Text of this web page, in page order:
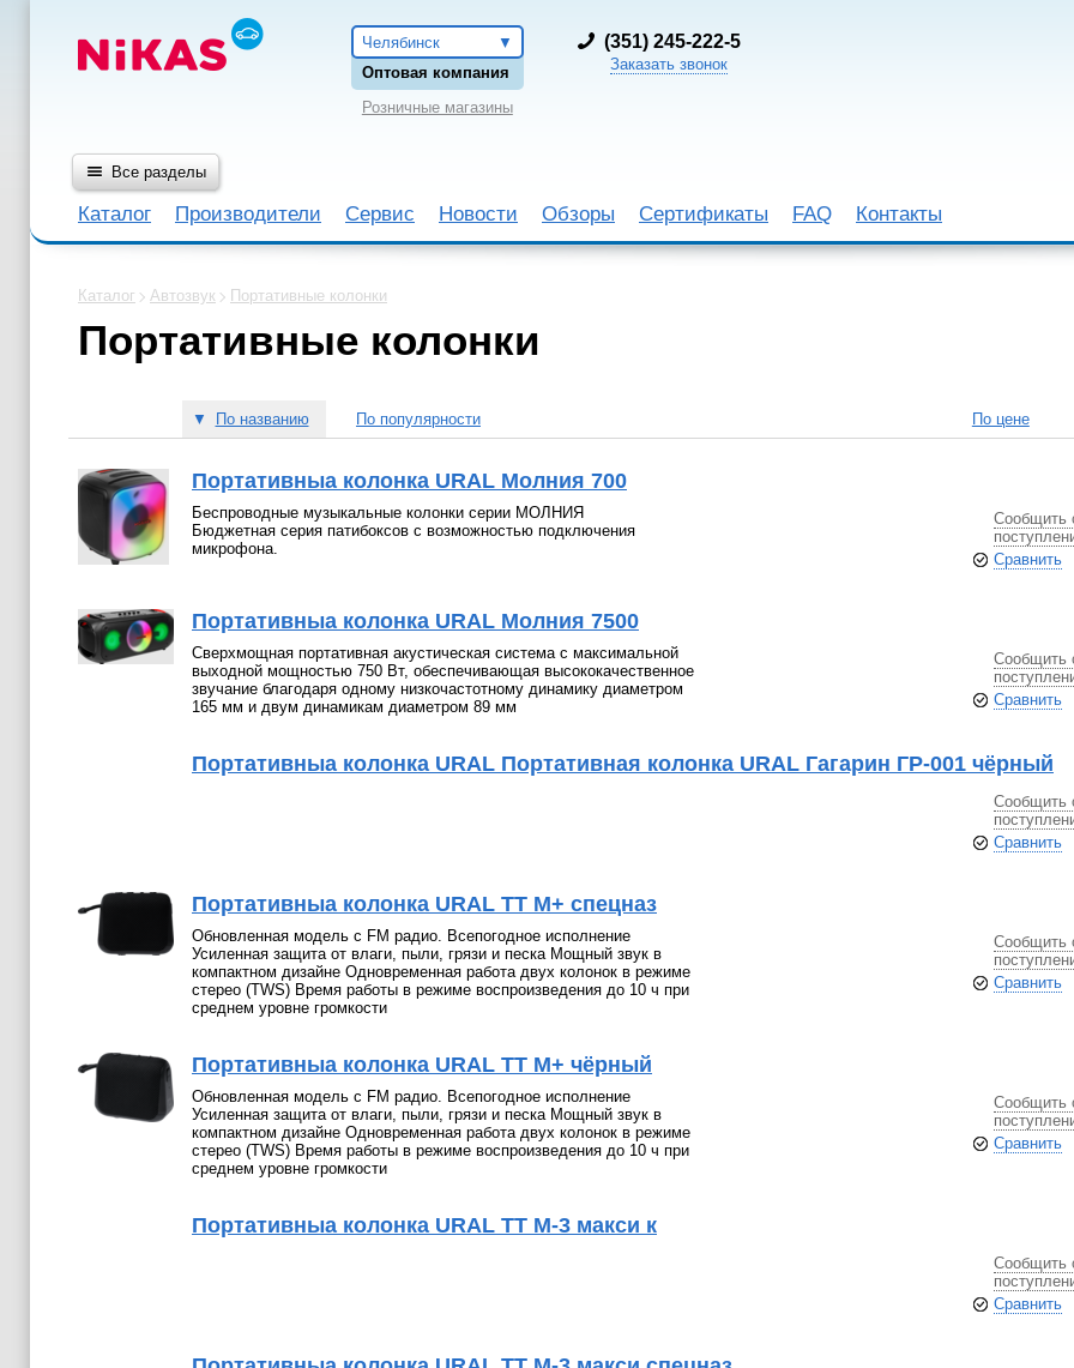
Челябинск
Оптовая компания
Розничные магазины
(351) 245-222-5
Заказать звонок
Все разделы
Каталог Производители Сервис Новости Обзоры Сертификаты FAQ Контакты
Каталог Автозвук Портативные колонки
Портативные колонки
По цене
▼ По названию По популярности
Портативныа колонка URAL Молния 700
Беспроводные музыкальные колонки серии МОЛНИЯ
Бюджетная серия патибоксов с возможностью подключения
микрофона.
Сообщить
Сравнить
Портативныа колонка URAL Молния 7500
Сверхмощная портативная акустическая система с максимальной
выходной мощностью 750 Вт, обеспечивающая высококачественное
звучание благодаря одному низкочастотному динамику диаметром
165 мм и двум динамикам диаметром 89 мм
Сообщить
Сравнить
Портативныа колонка URAL Портативная колонка URAL Гагарин ГР-001 чёрный
Сообщить
Сравнить
Портативныа колонка URAL ТТ М+ спецназ
Обновленная модель с FM радио. Всепогодное исполнение
Усиленная защита от влаги, пыли, грязи и песка Мощный звук в
компактном дизайне Одновременная работа двух колонок в режиме
стерео (TWS) Время работы в режиме воспроизведения до 10 ч при
среднем уровне громкости
Сообщить
Сравнить
Портативныа колонка URAL ТТ М+ чёрный
Обновленная модель с FM радио. Всепогодное исполнение
Усиленная защита от влаги, пыли, грязи и песка Мощный звук в
компактном дизайне Одновременная работа двух колонок в режиме
стерео (TWS) Время работы в режиме воспроизведения до 10 ч при
среднем уровне громкости
Сообщить
Сравнить
Портативныа колонка URAL ТТ М-3 макси к
Сообщить
Сравнить